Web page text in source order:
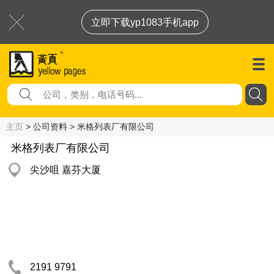
立即下载yp1083手机app
主页 > 公司资料 > 米格列表厂有限公司
米格列表厂有限公司
尖沙咀 嘉芬大厦
2191 9791